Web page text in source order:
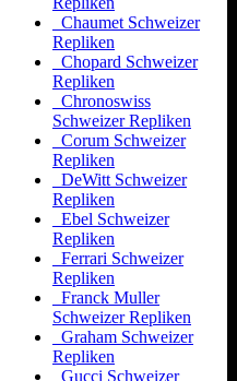
Chaumet Schweizer
Repliken
Chopard Schweizer
Repliken
Chronoswiss
Schweizer Repliken
Corum Schweizer
Repliken
DeWitt Schweizer
Repliken
Ebel Schweizer
Repliken
Ferrari Schweizer
Repliken
Franck Muller
Schweizer Repliken
Graham Schweizer
Repliken
Gucci Schweizer